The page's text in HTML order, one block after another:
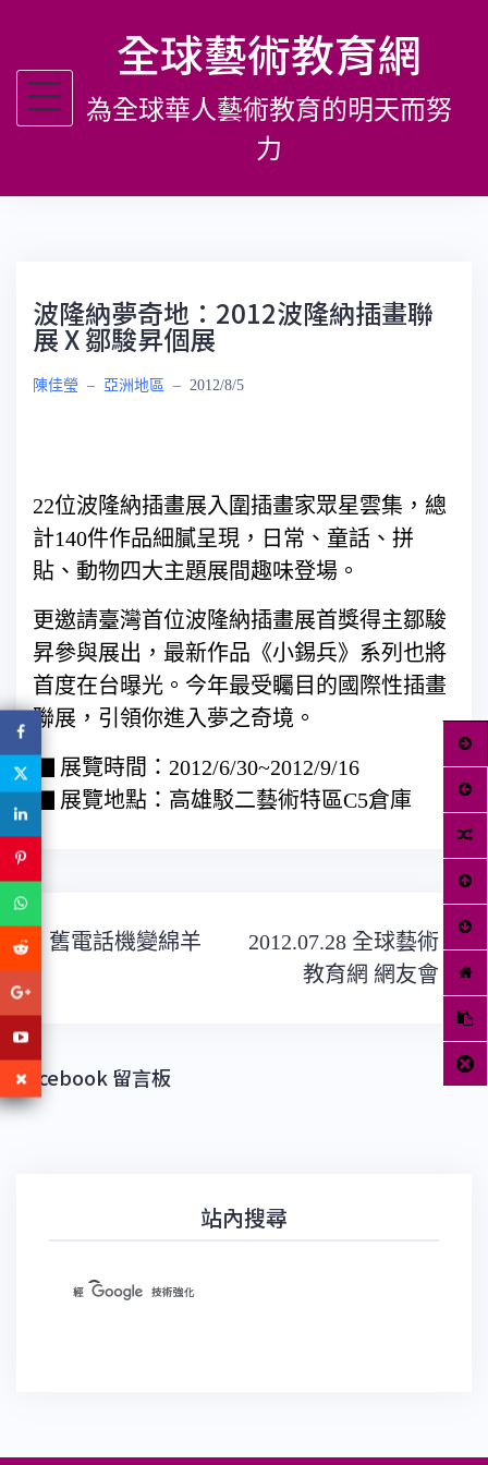
主
全球藝術教育網
為全球華人藝術教育的明天而努
力
波隆納夢奇地：2012波隆納插畫聯
展 X 鄒駿昇個展
陳佳瑩 – 亞洲地區 – 2012/8/5
22位波隆納插畫展入圍插畫家眾星雲集，總
計140件作品細膩呈現，日常、童話、拼
貼、動物四大主題展間趣味登場。
更邀請臺灣首位波隆納插畫展首獎得主鄒駿
昇參與展出，最新作品《小錫兵》系列也將
首度在台曝光。今年最受矚目的國際性插畫
聯展，引領你進入夢之奇境。
▇ 展覽時間：2012/6/30~2012/9/16
▇ 展覽地點：高雄駁二藝術特區C5倉庫
文
章
舊電話機變綿羊
2012.07.28 全球藝術
教育網 網友會
Facebook 留言板
站內搜尋